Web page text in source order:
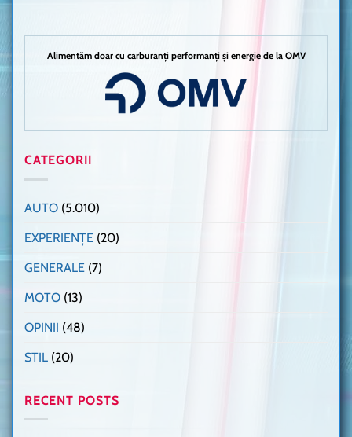
Alimentăm doar cu carburanți performanți și energie de la OMV
CATEGORII
AUTO (5.010)
EXPERIENȚE (20)
GENERALE (7)
MOTO (13)
OPINII (48)
STIL (20)
RECENT POSTS